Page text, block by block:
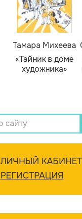
Тамара Михеева
«Тайник в доме
художника»
ЛИЧНЫЙ КАБИНЕТ
РЕГИСТРАЦИЯ